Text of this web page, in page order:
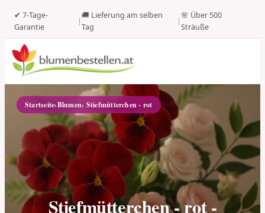
✔ 7-Tage-
Garantie
|
🚚 Lieferung am selben
Tag
|
🌸 Über 500
Sträuße
Startseite›Blumen› Stiefmütterchen - rot
Stiefmütterchen - rot -